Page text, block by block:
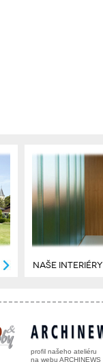
NAŠE INTERIÉRY
profil našeho ateliéru
na webu ARCHINEWS